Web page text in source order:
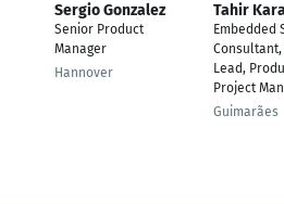
Sergio Gonzalez
Senior Product
Manager
Hannover
Tahir
Embedded
Consultant,
Lead,
Project
Guimarães